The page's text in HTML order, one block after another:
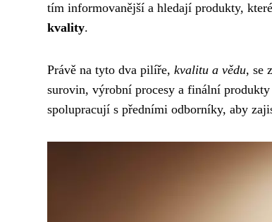
tím informovanější a hledají produkty,
kvality.
Právě na tyto dva pilíře, kvalitu a vědu, se
surovin, výrobní procesy a finální
spolupracují s předními odborníky, aby